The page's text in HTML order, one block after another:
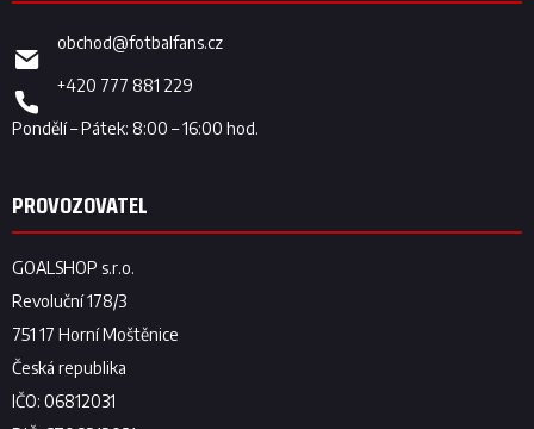
obchod@fotbalfans.cz
+420 777 881 229